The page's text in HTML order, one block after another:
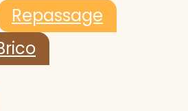
Repassage